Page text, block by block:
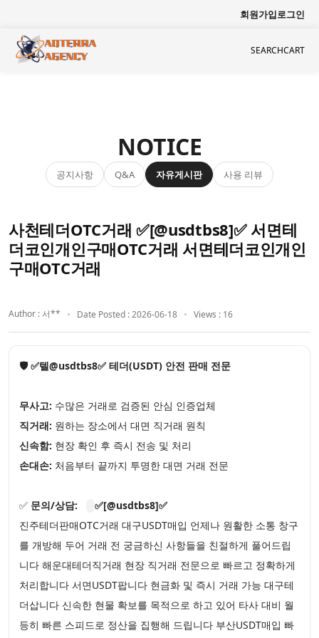
회원가입로그인
SEARCHCART
NOTICE
공지사항 Q&A 자유게시판 사용 리뷰
사천테더OTC거래 ✅[@usdtbs8]✅ 서면테
더코인개인구매OTC거래 서면테더코인개인
구매OTC거래
Author : 서** Date Posted : 2026-06-18 Views : 16
🛡️ ✅텔@usdtbs8✅ 테더(USDT) 안전 판매 전문
무사고: 수많은 거래로 검증된 안심 인증업체
직거래: 원하는 장소에서 대면 직거래 원칙
신속함: 현장 확인 후 즉시 전송 및 처리
손대손: 처음부터 끝까지 투명한 대면 거래 전문
✅ 문의/상담:
✅[@usdtbs8]✅
진주테더판매OTC거래 대구USDT매입 언제나 원활한 소통 창구
를 개방해 두어 거래 전 궁금하신 사항들을 친절하게 풀어드립
니다 해운대테더직거래 현장 직거래 전문으로 빠르고 정확하게
처리합니다 서면USDT팝니다 현금화 및 즉시 거래 가능 대구테
더삽니다 신속한 현물 확보를 목적으로 하고 있어 타사 대비 월
등히 빠른 스피드로 정산을 집행해 드립니다 부산USDT매입 빠